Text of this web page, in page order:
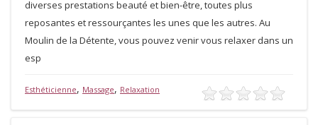
diverses prestations beauté et bien-être, toutes plus
reposantes et ressourçantes les unes que les autres. Au
Moulin de la Détente, vous pouvez venir vous relaxer dans un
esp
Esthéticienne, Massage, Relaxation